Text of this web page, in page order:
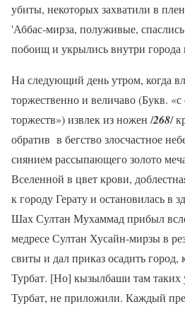
убиты, некоторых захватили в
'Аббас-мирза, полуживые,
побоищ и укрылись внутри города
На следующий день утром, когда
торжественно и величаво (Букв.
торжеств») извлек из ножен /268/
обратив в бегство злосчастное
сиянием рассыпающего золото
Вселенной в цвет крови,
к городу Герату и остановилась в
Шах Султан Мухаммад прибыл
медресе Султан Хусайн-мирзы в
свиты и дал приказ осадить
Турбат. [Но] кызылбаши там таких
Турбат, не приложили. Каждый